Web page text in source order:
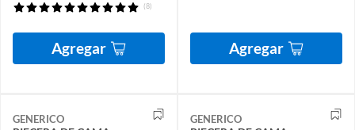
(8)
Agregar Agregar
GENERICO GENERICO